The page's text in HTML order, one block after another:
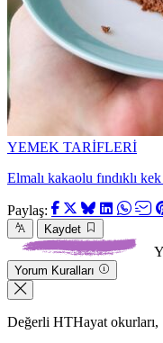
YEMEK TARİFLERİ
Elmalı kakaolu fındıklı kek
Paylaş:
Kaydet
Yorum Kuralları
Değerli HTHayat okurları,